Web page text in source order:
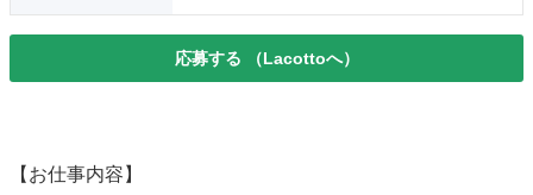
応募する （Lacottoへ）
【お仕事内容】